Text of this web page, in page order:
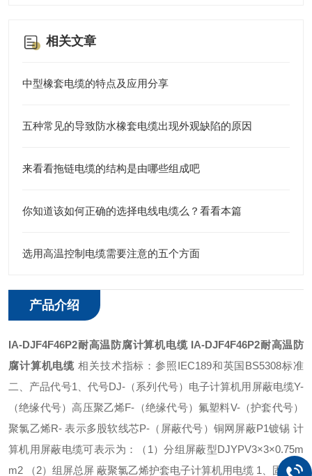
相关文章
中型橡套电缆的特点及应用分享
五种常见的导致防水橡套电缆出现外观缺陷的原因
来看看拖链电缆的结构是由哪些组成吧
你知道该如何正确的选择电线电缆么？看看本篇
选用高温控制电缆需要注意的五个方面
产品介绍
IA-DJF4F46P2耐高温防腐计算机电缆 IA-DJF4F46P2耐高温防
腐计算机电缆 相关技术指标：参照IEC189和英国BS5308标准
二、产品代号1、代号DJ-（系列代号）电子计算机用屏蔽电缆Y-
（绝缘代号）高压聚乙烯F-（绝缘代号）氟塑料V-（护套代号）
聚氯乙烯R- 表示多股软线芯P-（屏蔽代号）铜网屏蔽P1镀锡 计
算机用屏蔽电缆可表示为：（1）分组屏蔽型DJYPV3×3×0.75m
m2 （2）组屏总屏 蔽聚氯乙烯护套电子计算机用电缆 1、固定敷